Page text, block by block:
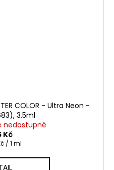
COLOR - Ultra Neon -
3,5ml
nedostupné
Kč
/ 1 ml